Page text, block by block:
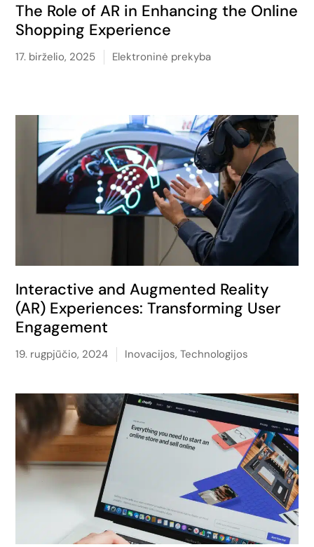
The Role of AR in Enhancing the Online
Shopping Experience
17. birželio, 2025 Elektroninė prekyba
Interactive and Augmented Reality
(AR) Experiences: Transforming User
Engagement
19. rugpjūčio, 2024 Inovacijos,Technologijos